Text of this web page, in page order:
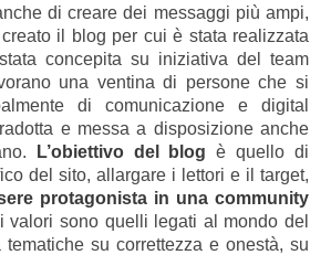
di creare dei messaggi più ampi,
il blog per cui è stata realizzata
concepita su iniziativa del team
una ventina di persone che si
di comunicazione e digital
e messa a disposizione anche
L’obiettivo del blog è quello di
del sito, allargare i lettori e il target,
protagonista in una community
sono quelli legati al mondo del
tematiche su correttezza e onestà, su